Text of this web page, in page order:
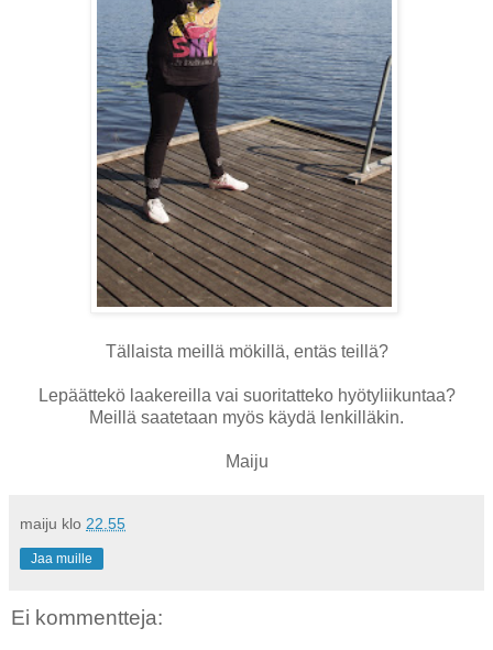
Tällaista meillä mökillä, entäs teillä?
Lepäättekö laakereilla vai suoritatteko hyötyliikuntaa?
Meillä saatetaan myös käydä lenkilläkin.
Maiju
maiju klo 22.55
Jaa muille
Ei kommentteja: